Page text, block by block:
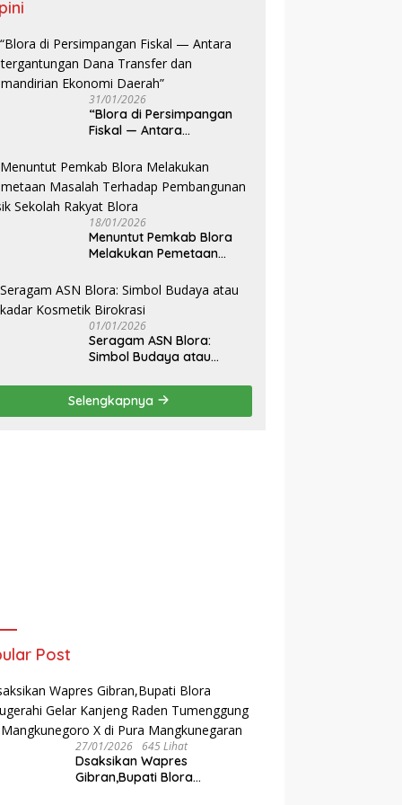
31/01/2026
‎“Blora di Persimpangan
Fiskal — Antara
Transfer dan Kemandirian
Ekonomi Daerah”
18/01/2026
‎Menuntut Pemkab Blora
Melakukan Pemetaan
Pembangunan Fisik
Sekolah Rakyat Blora
01/01/2026
‎Seragam ASN Blora:
Simbol Budaya atau
Birokrasi
Selengkapnya
Post
27/01/2026 645 Lihat
‎Dsaksikan Wapres
Gibran,Bupati Blora